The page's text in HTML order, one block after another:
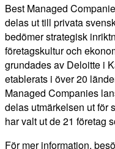
Best Managed
delas ut till privata
bedömer strategisk
företagskultur och
grundades av Deloitte i
etablerats i över 20
Managed Companies
delas utmärkelsen ut för
har valt ut de 21 företag
För mer information,